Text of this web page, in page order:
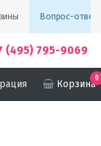
Вопрос-ответ
(495) 795-9069
Корзина
0